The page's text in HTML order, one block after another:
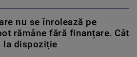
nu se înrolează pe
rămâne fără finanțare. Cât
la dispoziție